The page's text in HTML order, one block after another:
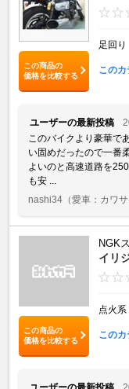
この商品の
価格を比較する
足回り
この
ユーザーの最新投稿
このバイクより豪華で
い固めだったので一番
よいのと高速道路を
も安 ...
nashi34 （愛車：カワ
この商品の
価格を比較する
NGK
イリ
点火系
この